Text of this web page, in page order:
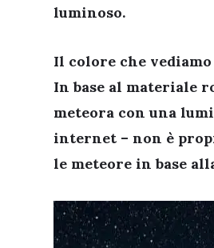
luminoso.
Il colore che
In base al materiale
meteora con una
internet – non è
le meteore in base